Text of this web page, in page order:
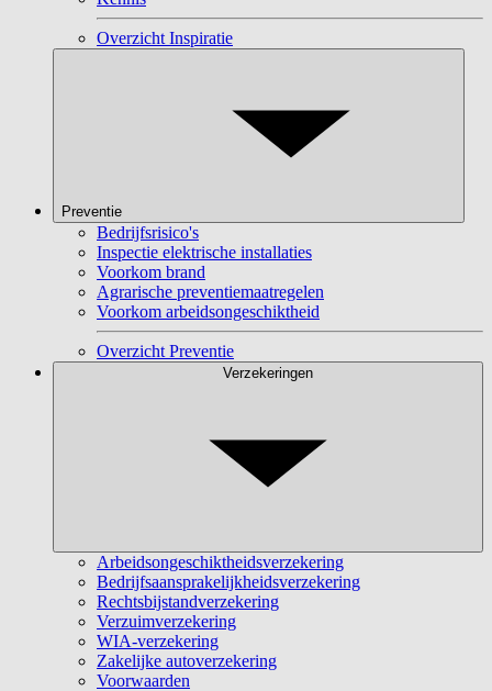
Overzicht Inspiratie
Preventie
Bedrijfsrisico's
Inspectie elektrische installaties
Voorkom brand
Agrarische preventiemaatregelen
Voorkom arbeidsongeschiktheid
Overzicht Preventie
Verzekeringen
Arbeidsongeschiktheidsverzekering
Bedrijfsaansprakelijkheidsverzekering
Rechtsbijstandverzekering
Verzuimverzekering
WIA-verzekering
Zakelijke autoverzekering
Voorwaarden